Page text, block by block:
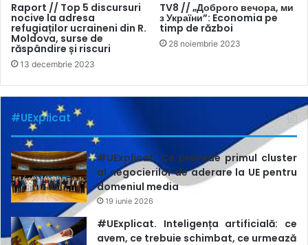
Raport // Top 5 discursuri
nocive la adresa
refugiaților ucraineni din R.
Moldova, surse de
răspândire și riscuri
13 decembrie 2023
TV8 // „Доброго вечора, ми
з України”: Economia pe
timp de război
28 noiembrie 2023
#UExplicat
#UExplicat. Ce prevede primul cluster
al negocierilor de aderare la UE pentru
domeniul media
19 iunie 2026
#UExplicat. Inteligența artificială: ce
avem, ce trebuie schimbat, ce urmează